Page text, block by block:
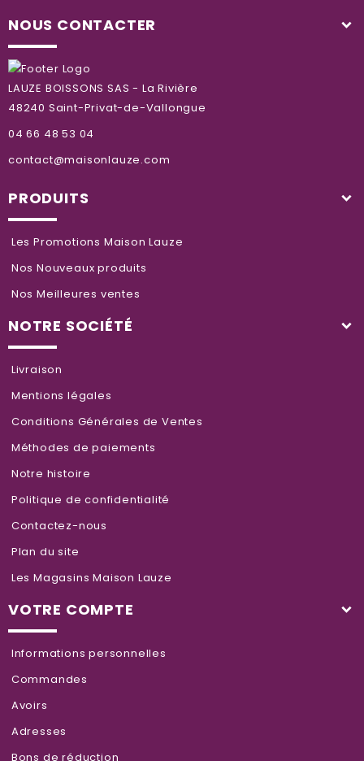
NOUS CONTACTER
LAUZE BOISSONS SAS - La Rivière
48240 Saint-Privat-de-Vallongue
04 66 48 53 04
contact@maisonlauze.com
PRODUITS
Les Promotions Maison Lauze
Nos Nouveaux produits
Nos Meilleures ventes
NOTRE SOCIÉTÉ
Livraison
Mentions légales
Conditions Générales de Ventes
Méthodes de paiements
Notre histoire
Politique de confidentialité
Contactez-nous
Plan du site
Les Magasins Maison Lauze
VOTRE COMPTE
Informations personnelles
Commandes
Avoirs
Adresses
Bons de réduction